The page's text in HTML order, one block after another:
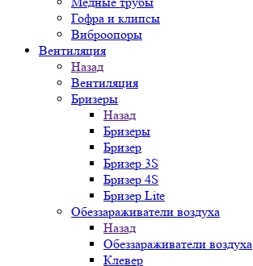
Гофра и клипсы
Виброопоры
Вентиляция
Назад
Вентиляция
Бризеры
Назад
Бризеры
Бризер
Бризер 3S
Бризер 4S
Бризер Lite
Обеззараживатели воздуха
Назад
Обеззараживатели воздуха
Клевер